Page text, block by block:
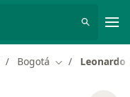
Bogotá Cambiar de
Leonardo